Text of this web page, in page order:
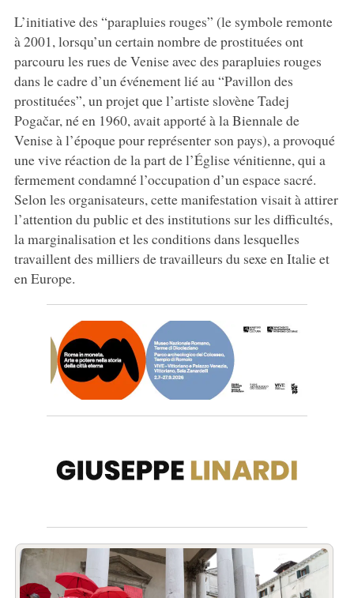
L’initiative des “parapluies rouges” (le symbole remonte
à 2001, lorsqu’un certain nombre de prostituées ont
parcouru les rues de Venise avec des parapluies rouges
dans le cadre d’un événement lié au “Pavillon des
prostituées”, un projet que l’artiste slovène Tadej
Pogačar, né en 1960, avait apporté à la Biennale de
Venise à l’époque pour représenter son pays), a provoqué
une vive réaction de la part de l’Église vénitienne, qui a
fermement condamné l’occupation d’un espace sacré.
Selon les organisateurs, cette manifestation visait à attirer
l’attention du public et des institutions sur les difficultés,
la marginalisation et les conditions dans lesquelles
travaillent des milliers de travailleurs du sexe en Italie et
en Europe.